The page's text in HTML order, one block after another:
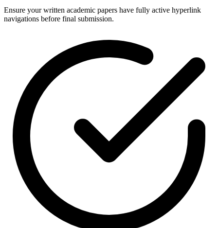
Ensure your written academic papers have fully active hyperlink
navigations before final submission.